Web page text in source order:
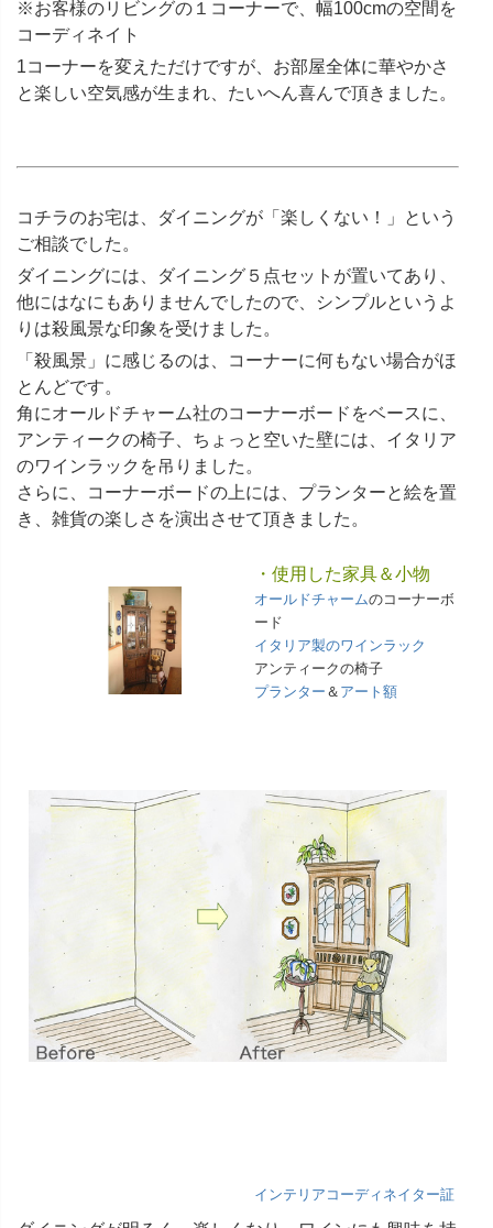
※お客様のリビングの１コーナーで、幅100cmの空間を
コーディネイト
1コーナーを変えただけですが、お部屋全体に華やかさ
と楽しい空気感が生まれ、たいへん喜んで頂きました。
コチラのお宅は、ダイニングが「楽しくない！」という
ご相談でした。
ダイニングには、ダイニング５点セットが置いてあり、
他にはなにもありませんでしたので、シンプルというよ
りは殺風景な印象を受けました。
「殺風景」に感じるのは、コーナーに何もない場合がほ
とんどです。
角にオールドチャーム社のコーナーボードをベースに、
アンティークの椅子、ちょっと空いた壁には、イタリア
のワインラックを吊りました。
さらに、コーナーボードの上には、プランターと絵を置
き、雑貨の楽しさを演出させて頂きました。
・使用した家具＆小物
オールドチャームのコーナーボ
ード
イタリア製のワインラック
アンティークの椅子
プランター ＆ アート額
インテリアコーディネイター証